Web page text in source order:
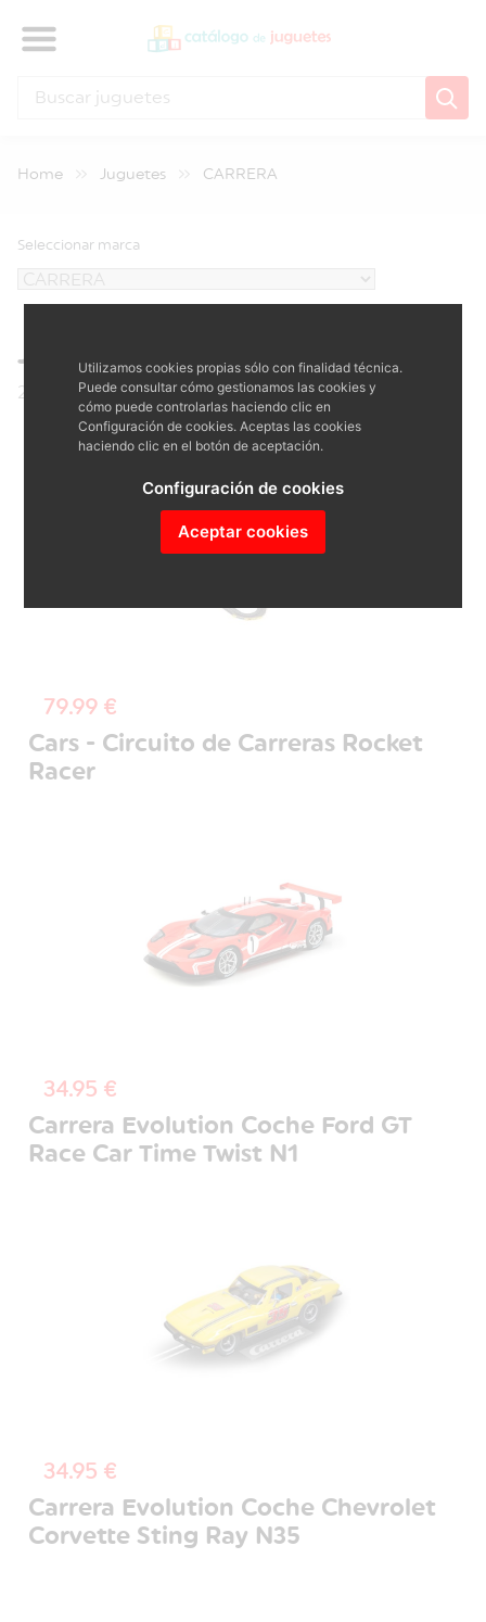
Home Juguetes CARRERA
Seleccionar marca
Juguetes CARRERA
23 juguetes
79.99 €
Cars - Circuito de Carreras Rocket
Racer
34.95 €
Carrera Evolution Coche Ford GT
Race Car Time Twist N1
34.95 €
Carrera Evolution Coche Chevrolet
Corvette Sting Ray N35
Utilizamos cookies propias sólo con finalidad técnica.
Puede consultar cómo gestionamos las cookies y
cómo puede controlarlas haciendo clic en
Configuración de cookies. Aceptas las cookies
haciendo clic en el botón de aceptación.
Configuración de cookies
Aceptar cookies